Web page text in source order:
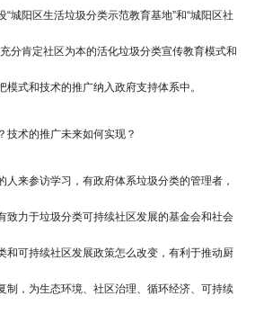
城阳区生活垃圾分类示范教育基地”和“城阳区社
分肯定社区为本的活化垃圾分类宣传教育模式和
式和技术的推广纳入政府支持体系中。
技术的推广未来如何实现？
人来参访学习，有政府体系垃圾分类的管理者，
致力于垃圾分类可持续社区发展的基金会和社会
和可持续社区发展政策怎么改变，有利于推动厨
制，为生态环境、社区治理、循环经济、可持续